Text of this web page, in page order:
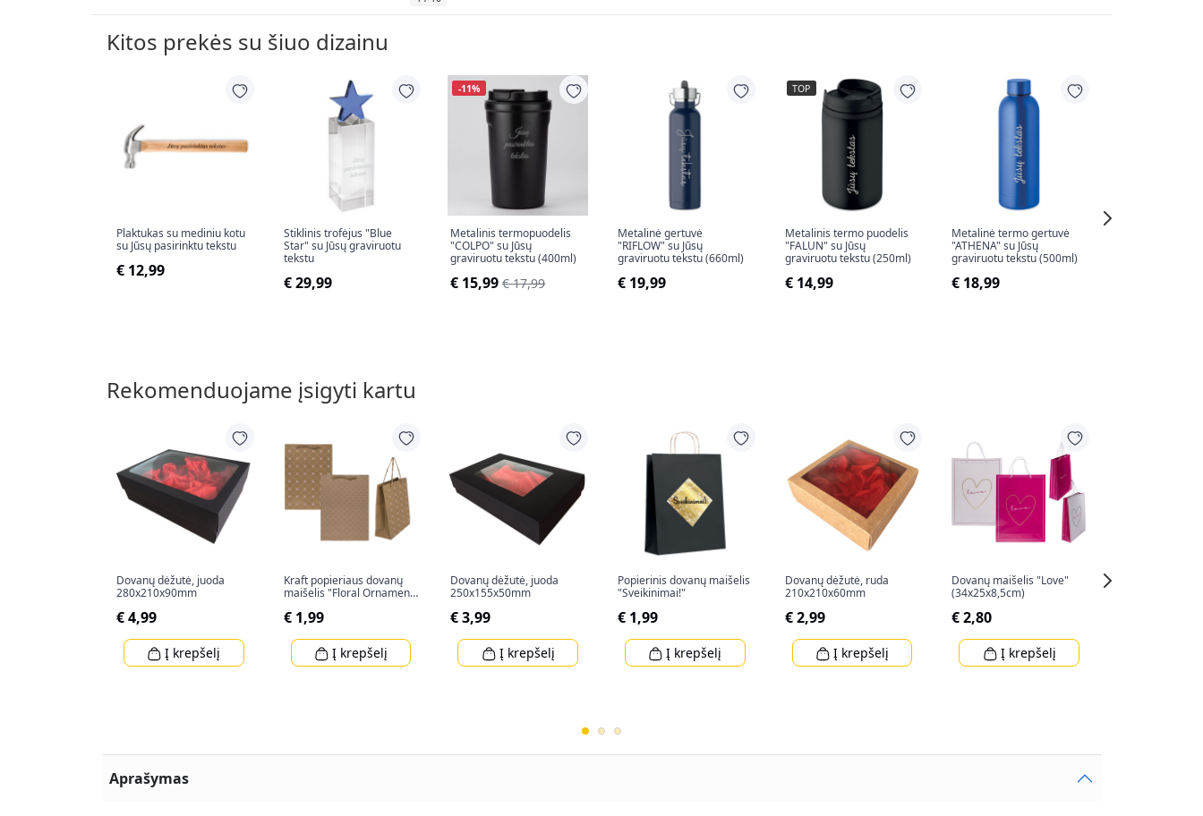
Kitos prekės su šiuo dizainu
Plaktukas su mediniu kotu
su Jūsų pasirinktu tekstu
€ 12,99
Stiklinis trofėjus "Blue
Star" su Jūsų graviruotu
tekstu
€ 29,99
-11%
Metalinis termopuodelis
"COLPO" su Jūsų
graviruotu tekstu (400ml)
€ 15,99 € 17,99
Metalinė gertuvė
"RIFLOW" su Jūsų
graviruotu tekstu (660ml)
€ 19,99
TOP
Metalinis termo puodelis
"FALUN" su Jūsų
graviruotu tekstu (250ml)
€ 14,99
Metalinė termo gertuvė
"ATHENA" su Jūsų
graviruotu tekstu (500ml)
€ 18,99
Rekomenduojame įsigyti kartu
Dovanų dėžutė, juoda
280x210x90mm
€ 4,99
Į krepšelį
Kraft popieriaus dovanų
maišelis "Floral Ornament"
€ 1,99
Į krepšelį
Dovanų dėžutė, juoda
250x155x50mm
€ 3,99
Į krepšelį
Popierinis dovanų maišelis
"Sveikinimai!"
€ 1,99
Į krepšelį
Dovanų dėžutė, ruda
210x210x60mm
€ 2,99
Į krepšelį
Dovanų maišelis "Love"
(34x25x8,5cm)
€ 2,80
Į krepšelį
Aprašymas